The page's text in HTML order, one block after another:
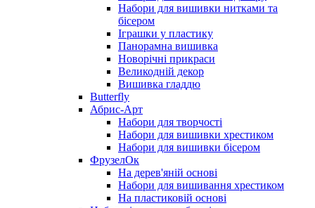
Набори для вишивки нитками та
бісером
Іграшки у пластику
Панорамна вишивка
Новорічні прикраси
Великодній декор
Вишивка гладдю
Butterfly
Абрис-Арт
Набори для творчості
Набори для вишивки хрестиком
Набори для вишивки бісером
ФрузелОк
На дерев'яній основі
Набори для вишивання хрестиком
На пластиковій основі